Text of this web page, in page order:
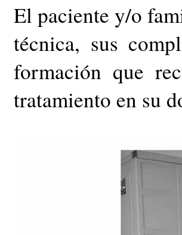
El paciente y/o
técnica, sus
formación que
tratamiento en su